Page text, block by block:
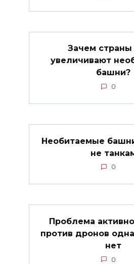
Зачем
увеличивают
башни?
0
Необитаемые
не
0
Проблема
против дронов
нет
0